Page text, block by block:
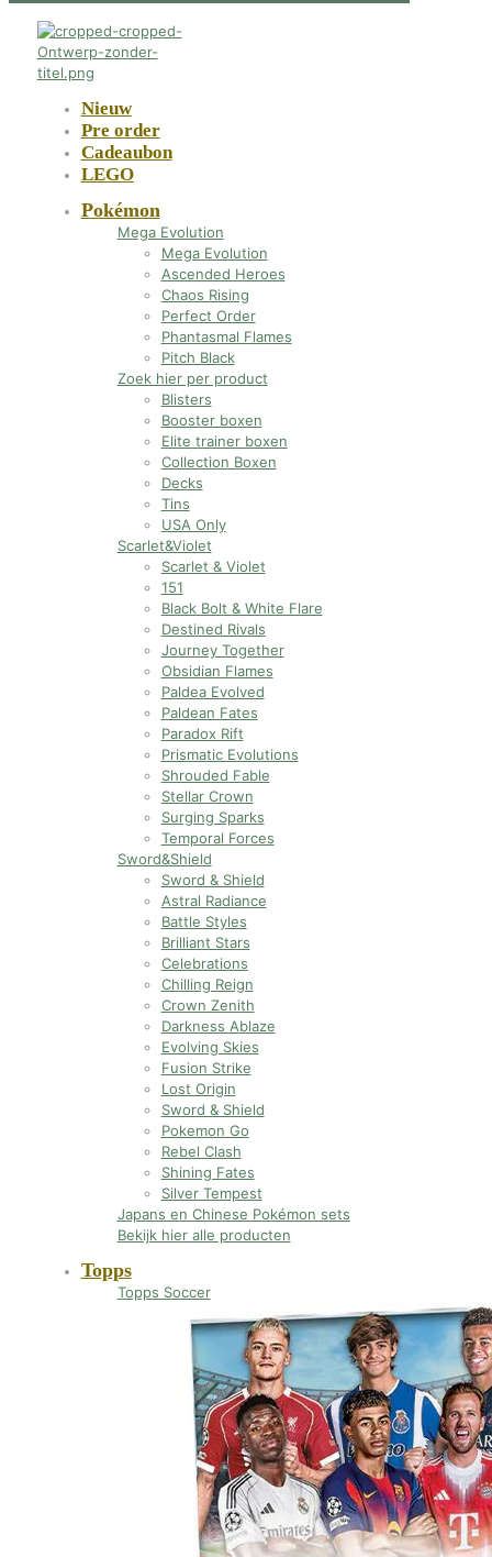
Nieuw
Pre order
Cadeaubon
LEGO
Pokémon
Mega Evolution
Mega Evolution
Ascended Heroes
Chaos Rising
Perfect Order
Phantasmal Flames
Pitch Black
Zoek hier per product
Blisters
Booster boxen
Elite trainer boxen
Collection Boxen
Decks
Tins
USA Only
Scarlet&Violet
Scarlet & Violet
151
Black Bolt & White Flare
Destined Rivals
Journey Together
Obsidian Flames
Paldea Evolved
Paldean Fates
Paradox Rift
Prismatic Evolutions
Shrouded Fable
Stellar Crown
Surging Sparks
Temporal Forces
Sword&Shield
Sword & Shield
Astral Radiance
Battle Styles
Brilliant Stars
Celebrations
Chilling Reign
Crown Zenith
Darkness Ablaze
Evolving Skies
Fusion Strike
Lost Origin
Sword & Shield
Pokemon Go
Rebel Clash
Shining Fates
Silver Tempest
Japans en Chinese Pokémon sets
Bekijk hier alle producten
Topps
Topps Soccer